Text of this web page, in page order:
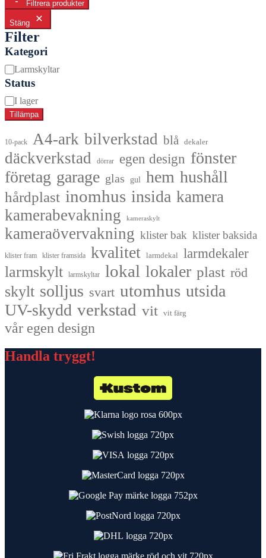
Filtrera produkter
Stäng
Filter
Kategori
Kategori
Larmskyltar
Status
Tillgänglighet
I lager
Tillämpa
10-pack A4-ark bilverkstad blå dekaler
däckverkstad dörrar egen design fönster
företag garage glas gul hem hushåll
hårdplast inomhus insida kamera
kamerabevakning
kameraskylt
kameraövervakning klister bak klister baksida
klister fram klister framsida kvalitet larmdekal larmdekaler
larmskylt larmskyltar lokal lokaler plast röd
skylt solljus svart utomhus utsida
UV-skydd verkstad vit vit färg
vår egen design
Handla tryggt!